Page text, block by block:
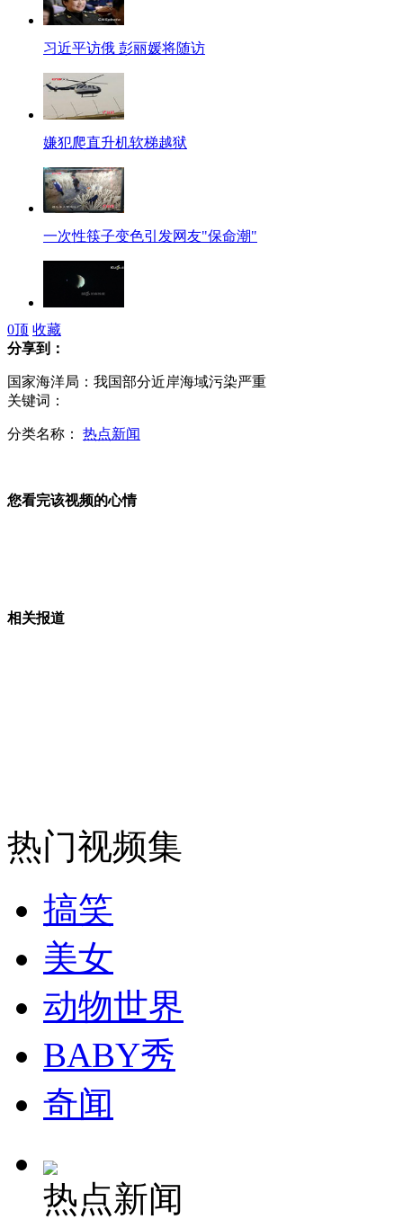
习近平访俄 彭丽媛将随访
嫌犯爬直升机软梯越狱
一次性筷子变色引发网友"保命潮"
实拍世界第一人造月亮
警方突袭洗浴中心 裸女慌忙穿衣
朝鲜官方网站发"袭击华盛顿"视频
山西运城恶犬咬伤多人 警民合力深夜将其击毙
女孩北京地铁殴打老人 痛下狠手拳打脚踢
无痛分娩是否安全 医生回应
0顶 收藏
分享到：
国家海洋局：我国部分近岸海域污染严重
关键词：
分类名称： 热点新闻
您看完该视频的心情
相关报道
热门视频集
搞笑
美女
动物世界
BABY秀
奇闻
热点新闻